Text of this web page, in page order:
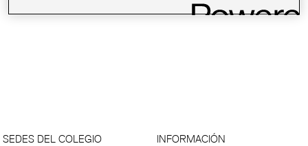
SEDES DEL COLEGIO INFORMACIÓN